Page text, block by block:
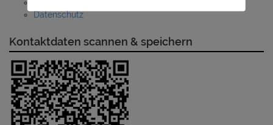
Datenschutz
Kontaktdaten scannen & speichern